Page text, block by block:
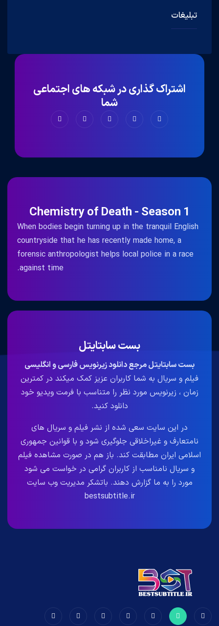
تبلیغات
اشتراک گذاری در شبکه های اجتماعی
شما
Chemistry of Death - Season 1
When bodies begin turning up in the tranquil English
countryside that he has recently made home, a
forensic anthropologist helps local police in a race
against time.
بست سابتایتل
بست سابتایتل مرجع دانلود زیرنویس فارسی و انگلیسی
فیلم و سریال به شما کاربران عزیز کمک میکند در کمترین
زمان ، زیرنویس مورد نظر را متناسب با فرمت ویدیو خود
دانلود کنید.
در این سایت سعی شده از نشر فیلم و سریال های
نامتعارف و غیراخلاقی جلوگیری شود و با قوانین جمهوری
اسلامی ایران مطابقت کند. باز هم در صورت مشاهده فیلم
و سریال نامناسب از کاربران گرامی در خواست می شود
مورد را به ما گزارش دهند. باتشکر مدیریت وب سایت
bestsubtitle.ir